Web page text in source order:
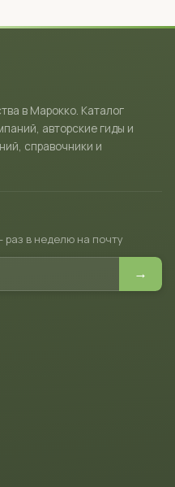
в Марокко. Каталог
авторские гиды и
справочники и
в неделю на почту
→